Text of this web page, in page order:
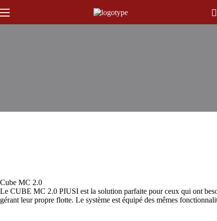
Cube MC 2.0
Le CUBE MC 2.0 PIUSI est la solution parfaite pour ceux qui ont
gérant leur propre flotte. Le système est équipé des mêmes